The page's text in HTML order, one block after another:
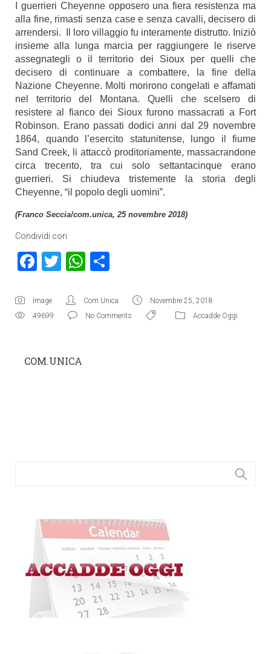
I guerrieri Cheyenne opposero una fiera resistenza ma
alla fine, rimasti senza case e senza cavalli, decisero di
arrendersi. Il loro villaggio fu interamente distrutto. Iniziò
insieme alla lunga marcia per raggiungere le riserve
assegnategli o il territorio dei Sioux per quelli che
decisero di continuare a combattere, la fine della
Nazione Cheyenne. Molti morirono congelati e affamati
nel territorio del Montana. Quelli che scelsero di
resistere al fianco dei Sioux furono massacrati a Fort
Robinson. Erano passati dodici anni dal 29 novembre
1864, quando l’esercito statunitense, lungo il fiume
Sand Creek, li attaccò proditoriamente, massacrandone
circa trecento, tra cui solo settantacinque erano
guerrieri. Si chiudeva tristemente la storia degli
Cheyenne, “il popolo degli uomini”.
(Franco Seccia/com.unica, 25 novembre 2018)
Condividi con
Facebook
TwitterWhatsApp
Image Com.Unica
Novembre 25, 2018
49699
No Comments Accadde Oggi
COM.UNICA